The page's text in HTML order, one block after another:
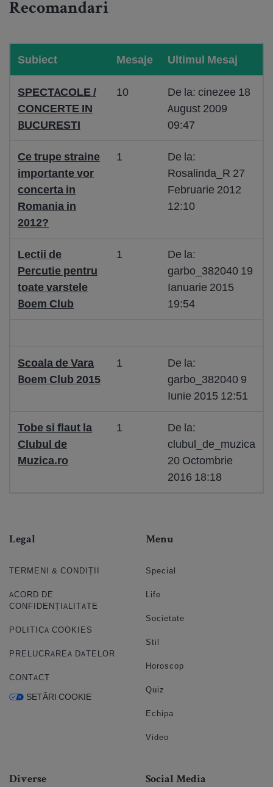
Recomandari
Subiect Mesaje Ultimul Mesaj
SPECTACOLE /
CONCERTE IN
BUCURESTI
10
De la: cinezee 18
August 2009
09:47
Ce trupe straine
importante vor
concerta in
Romania in
2012?
1
De la:
Rosalinda_R 27
Februarie 2012
12:10
Lectii de
Percutie pentru
toate varstele
Boem Club
1
De la:
garbo_382040 19
Ianuarie 2015
19:54
Scoala de Vara
Boem Club 2015
1
De la:
garbo_382040 9
Iunie 2015 12:51
Tobe si flaut la
Clubul de
Muzica.ro
1
De la:
clubul_de_muzica
20 Octombrie
2016 18:18
Legal
TERMENI & CONDIȚII
ACORD DE
CONFIDENȚIALITATE
POLITICA COOKIES
PRELUCRAREA DATELOR
CONTACT
SETĂRI COOKIE
Menu
Special
Life
Societate
Stil
Horoscop
Quiz
Echipa
Video
Diverse Social Media